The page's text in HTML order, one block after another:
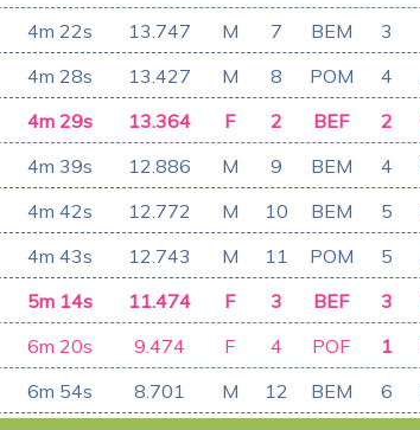
4m 22s 13.747 M 7 BEM 3
4m 28s 13.427 M 8 POM 4
4m 29s 13.364 F 2 BEF 2
4m 39s 12.886 M 9 BEM 4
4m 42s 12.772 M 10 BEM 5
4m 43s 12.743 M 11 POM 5
5m 14s 11.474 F 3 BEF 3
6m 20s 9.474 F 4 POF 1
6m 54s 8.701 M 12 BEM 6